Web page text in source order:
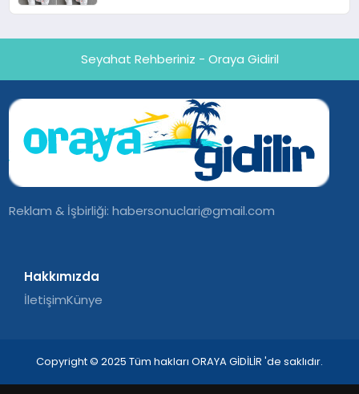
Seyahat Rehberiniz - Oraya Gidiril
Reklam & İşbirliği:habersonuclari@gmail.com
Hakkımızda
İletişimKünye
Copyright © 2025 Tüm hakları ORAYA GİDİLİR 'de saklıdır.